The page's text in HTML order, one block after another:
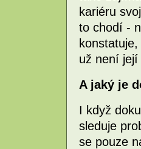
kariéru
to chodí -
už není její
A jaký je
I když
sleduje
se pouze